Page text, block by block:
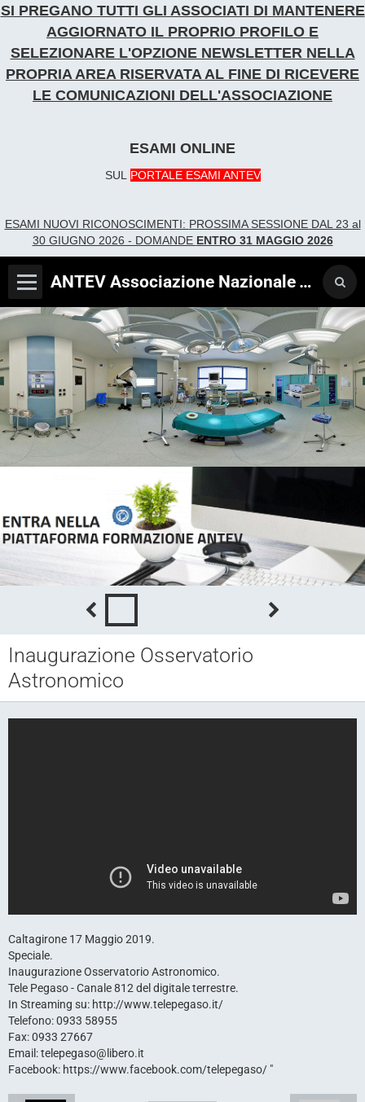
SI PREGANO TUTTI GLI ASSOCIATI DI MANTENERE
AGGIORNATO IL PROPRIO PROFILO E
SELEZIONARE L'OPZIONE NEWSLETTER NELLA
PROPRIA AREA RISERVATA AL FINE DI RICEVERE
LE COMUNICAZIONI DELL'ASSOCIAZIONE
ESAMI ONLINE
SUL PORTALE ESAMI ANTEV
ESAMI NUOVI RICONOSCIMENTI: PROSSIMA SESSIONE DAL 23 al
30 GIUGNO 2026 - DOMANDE ENTRO 31 MAGGIO 2026
ANTEV Associazione Nazionale Tecnici Verificatori
Inaugurazione Osservatorio
Astronomico
Caltagirone 17 Maggio 2019.
Speciale.
Inaugurazione Osservatorio Astronomico.
Tele Pegaso - Canale 812 del digitale terrestre.
In Streaming su: http://www.telepegaso.it/
Telefono: 0933 58955
Fax: 0933 27667
Email: telepegaso@libero.it
Facebook: https://www.facebook.com/telepegaso/ "